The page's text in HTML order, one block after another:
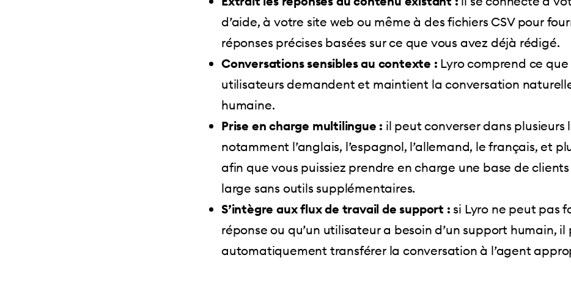
d’aide, à votre site web ou même à des fichiers CSV pour
réponses précises basées sur ce que vous avez déjà rédigé.
Conversations sensibles au contexte : Lyro comprend ce que
utilisateurs demandent et maintient la conversation
humaine.
Prise en charge multilingue : il peut converser dans plusieurs
notamment l’anglais, l’espagnol, l’allemand, le français, et
afin que vous puissiez prendre en charge une base de
large sans outils supplémentaires.
S’intègre aux flux de travail de support : si Lyro ne peut pas
réponse ou qu’un utilisateur a besoin d’un support humain, il
automatiquement transférer la conversation à l’agent